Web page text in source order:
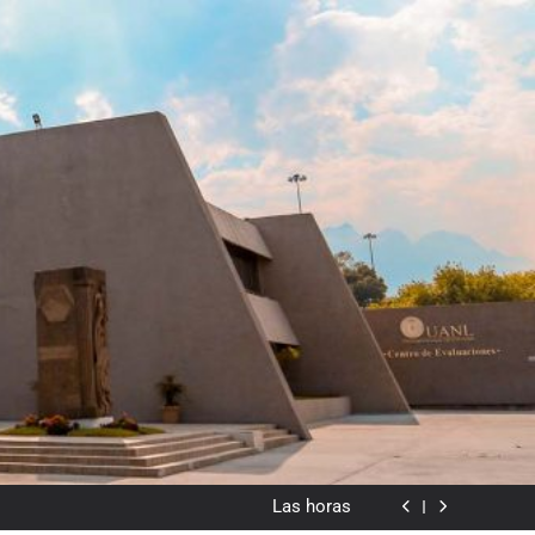
en lo visual como forma o cromatismo”
Poemas de Victoria Marín Fallas
Las horas
Del valor en la literatura